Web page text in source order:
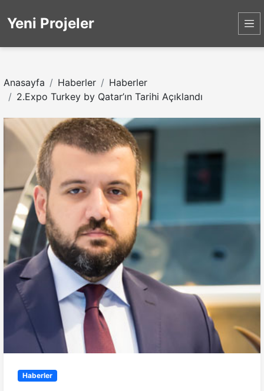
Yeni Projeler
Anasayfa Haberler
Haberler
2.Expo Turkey by Qatar’ın Tarihi Açıklandı
Haberler